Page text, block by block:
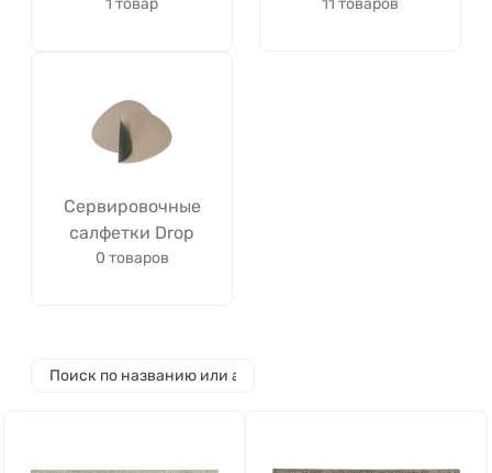
1 товар 11 товаров
Сервировочные
салфетки Drop
0 товаров